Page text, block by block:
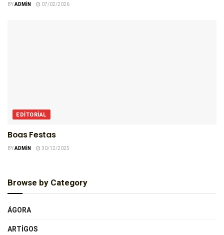
BYADMIN 07/02/2026
EDITORIAL
Boas Festas
BYADMIN 30/12/2025
Browse by Category
ÁGORA
ARTIGOS